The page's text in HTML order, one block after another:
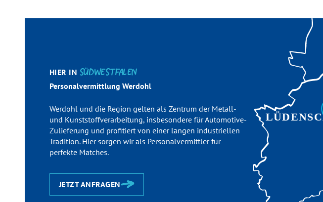
HIER IN SÜDWESTFALEN
Personalvermittlung Werdohl
Werdohl und die Region gelten als Zentrum der Metall-
und Kunststoffverarbeitung, insbesondere für Automotive-
Zulieferung und profitiert von einer langen industriellen
Tradition. Hier sorgen wir als Personal­ver­mittler für
perfekte Matches.
JETZT ANFRAGEN